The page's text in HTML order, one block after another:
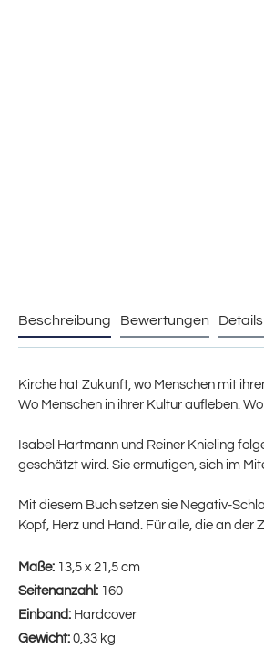
Beschreibung Bewertungen
Kirche hat Zukunft, wo Menschen mit
Wo Menschen in ihrer Kultur aufleben.
Isabel Hartmann und Reiner Knieling
geschätzt wird. Sie ermutigen, sich im
Mit diesem Buch setzen sie Negativ-
Kopf, Herz und Hand. Für alle, die an
Maße: 13,5 x 21,5 cm
Seitenanzahl: 160
Einband: Hardcover
Gewicht: 0,33 kg